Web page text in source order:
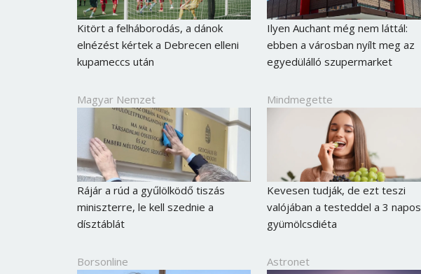
Kitört a felháborodás, a dánok
elnézést kértek a Debrecen elleni
kupameccs után
Ilyen Auchant még nem láttál:
ebben a városban nyílt meg az
egyedülálló szupermarket
Magyar Nemzet
Rájár a rúd a gyűlölködő tiszás
miniszterre, le kell szednie a
dísztáblát
Mindmegette
Kevesen tudják, de ezt teszi
valójában a testeddel a 3 napos
gyümölcsdiéta
Borsonline Astronet